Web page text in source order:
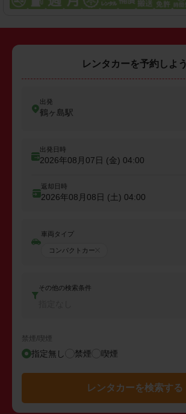
レンタカーを予約しよう
出発
鶴ヶ島駅
出発日時
2026年08月07日 (金) 04:00
返却日時
2026年08月08日 (土) 04:00
車両タイプ
コンパクトカー
その他の検索条件
禁煙/喫煙
指定無し 禁煙 喫煙
レンタカーを検索する